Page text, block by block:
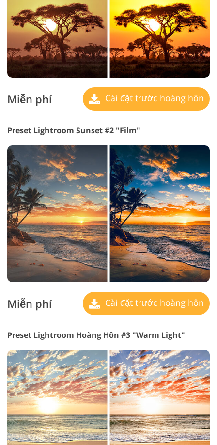
Miễn phí Cài đặt trước hoàng hôn
Preset Lightroom Sunset #2 "Film"
Miễn phí Cài đặt trước hoàng hôn
Preset Lightroom Hoàng Hôn #3 "Warm Light"